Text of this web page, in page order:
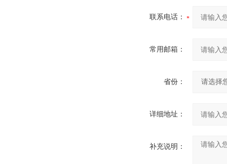
联系电话：
常用邮箱：
省份：
详细地址：
补充说明：